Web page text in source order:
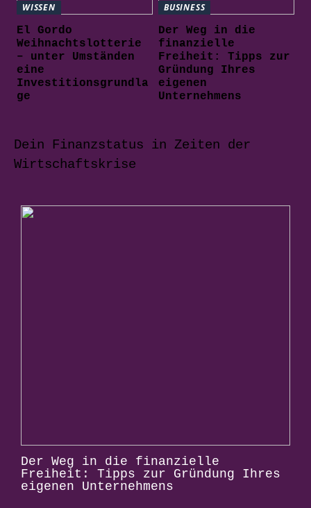
WISSEN
El Gordo
Weihnachtslotterie
– unter Umständen
eine
Investitionsgrundla
ge
BUSINESS
Der Weg in die
finanzielle
Freiheit: Tipps zur
Gründung Ihres
eigenen
Unternehmens
Dein Finanzstatus in Zeiten der
Wirtschaftskrise
Der Weg in die finanzielle
Freiheit: Tipps zur Gründung Ihres
eigenen Unternehmens